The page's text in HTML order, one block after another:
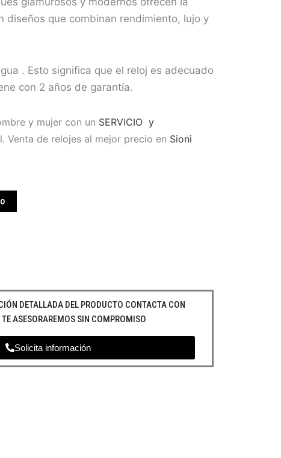
diseños que combinan rendimiento, lujo y
. Esto significa que el reloj es adecuado
con 2 años de garantía.
y mujer con un SERVICIO y
Venta de relojes al mejor precio en Sioni
DETALLADA DEL PRODUCTO CONTACTA CON
TE ASESORAREMOS SIN COMPROMISO
Solicita información